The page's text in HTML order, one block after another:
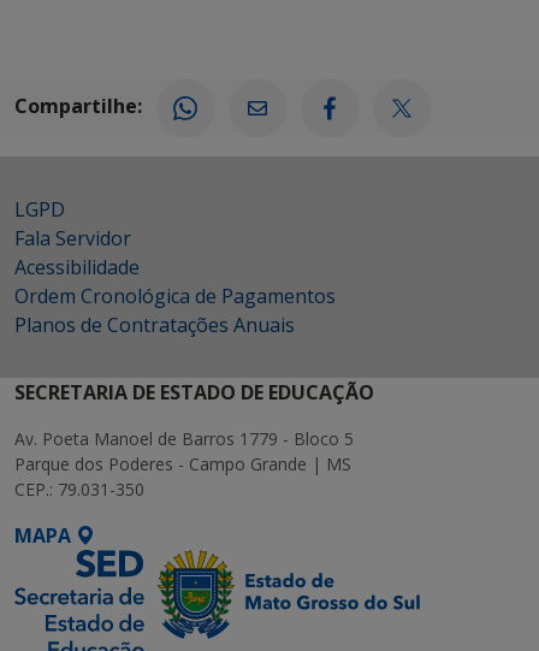
Compartilhe:
LGPD
Fala Servidor
Acessibilidade
Ordem Cronológica de Pagamentos
Planos de Contratações Anuais
SECRETARIA DE ESTADO DE EDUCAÇÃO
Av. Poeta Manoel de Barros 1779 - Bloco 5
Parque dos Poderes - Campo Grande | MS
CEP.: 79.031-350
MAPA